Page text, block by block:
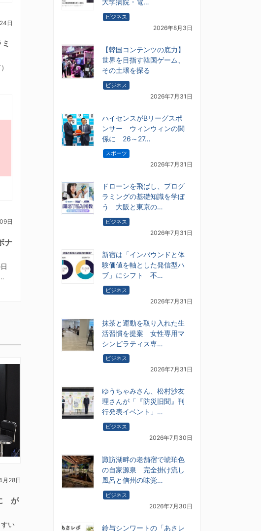
日
日
ナ
月28日
が
い
大学病院・電…
ビジネス
2026年8月3日
【韓国コンテンツの底力】
世界を目指す韓国ゲーム、
その土壌を探る
ビジネス
2026年7月31日
ハイセンスがBリーグスポ
ンサー ウィンウィンの関
係に 26～27…
スポーツ
2026年7月31日
ドローンを飛ばし、プログ
ラミングの基礎知識を学ぼ
う 大阪と東京の…
ビジネス
2026年7月31日
新宿は「インバウンドと体
験価値を軸とした発信型ハ
ブ」にシフト 不…
ビジネス
2026年7月31日
抹茶と運動を取り入れた生
活習慣を提案 女性専用マ
シンピラティス専…
ビジネス
2026年7月31日
ゆうちゃみさん、松村沙友
理さんが「『防災旧聞』刊
行発表イベント」…
ビジネス
2026年7月30日
諏訪湖畔の老舗宿で琥珀色
の自家源泉 完全掛け流し
風呂と信州の味覚…
ビジネス
2026年7月30日
鈴与シンワートの「あさレ